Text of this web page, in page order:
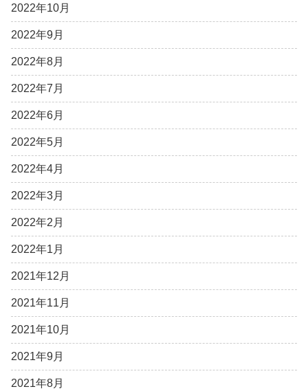
2022年10月
2022年9月
2022年8月
2022年7月
2022年6月
2022年5月
2022年4月
2022年3月
2022年2月
2022年1月
2021年12月
2021年11月
2021年10月
2021年9月
2021年8月